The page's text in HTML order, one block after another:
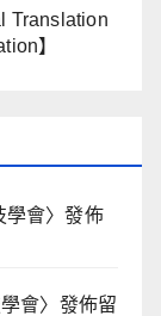
Translation
】
學會〉發佈
會〉發佈留